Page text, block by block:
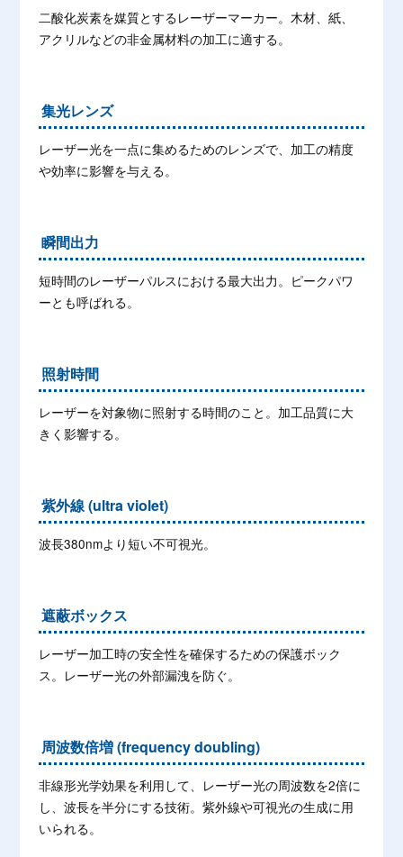
二酸化炭素を媒質とするレーザーマーカー。木材、紙、
アクリルなどの非金属材料の加工に適する。
集光レンズ
レーザー光を一点に集めるためのレンズで、加工の精度
や効率に影響を与える。
瞬間出力
短時間のレーザーパルスにおける最大出力。ピークパワ
ーとも呼ばれる。
照射時間
レーザーを対象物に照射する時間のこと。加工品質に大
きく影響する。
紫外線 (ultra violet)
波長380nmより短い不可視光。
遮蔽ボックス
レーザー加工時の安全性を確保するための保護ボック
ス。レーザー光の外部漏洩を防ぐ。
周波数倍増 (frequency doubling)
非線形光学効果を利用して、レーザー光の周波数を2倍に
し、波長を半分にする技術。紫外線や可視光の生成に用
いられる。